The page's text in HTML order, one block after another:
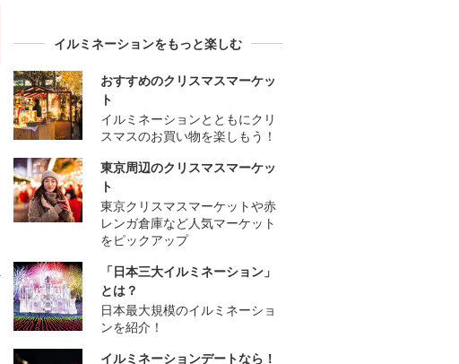
イルミネーションをもっと楽しむ
おすすめのクリスマスマーケッ
ト
イルミネーションとともにクリ
スマスのお買い物を楽しもう！
東京周辺のクリスマスマーケッ
ト
東京クリスマスマーケットや赤
レンガ倉庫など人気マーケット
をピックアップ
「日本三大イルミネーション」
とは？
日本最大規模のイルミネーショ
ンを紹介！
イルミネーションデートなら！